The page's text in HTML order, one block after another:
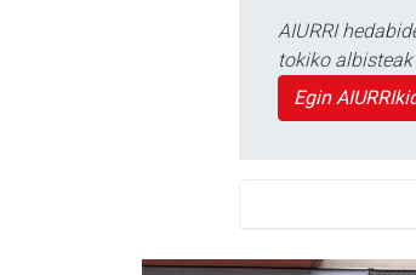
AIURRI
tokiko
Egin